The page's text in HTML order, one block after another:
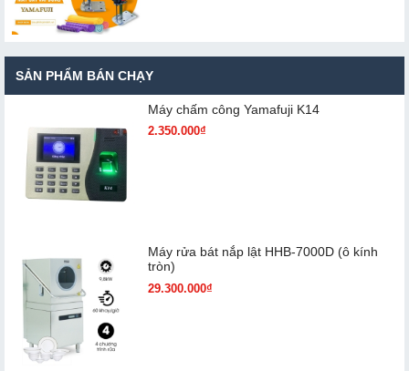
SẢN PHẨM BÁN CHẠY
Máy chấm cô​ng Yamafuji K14
2.350.000₫
Máy rửa bát nắp lật HHB-7000D (ô kính
tròn)
29.300.000₫